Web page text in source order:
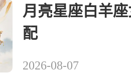
月亮星座白羊
配
2026-08-07